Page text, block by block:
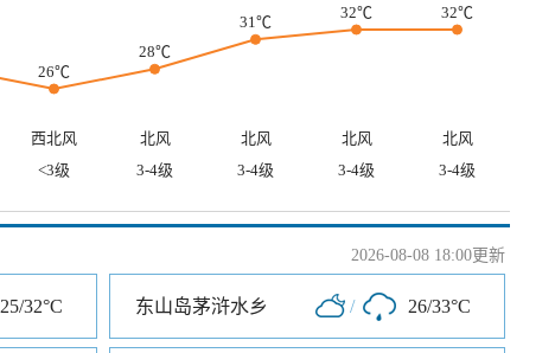
26℃
28℃
31℃
32℃ 32℃
西北风 北风 北风 北风
北风
<3级 3-4级 3-4级 3-4级 3-4级
2026-08-08 18:00更新
25/32°C 东山岛茅浒水乡 / 26/33°C